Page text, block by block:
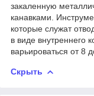
закаленную
канавками.
которые служат
в виде внутреннего
варьироваться от 8
Скрыть